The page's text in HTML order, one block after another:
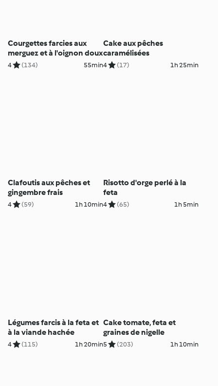
Courgettes farcies aux
merguez et à l'oignon doux
4 (134) 55min
Cake aux pêches
caramélisées
4 (17) 1h 25min
Clafoutis aux pêches et
gingembre frais
4 (59) 1h 10min
Risotto d'orge perlé à la
feta
4 (65) 1h 5min
Légumes farcis à la feta et
à la viande hachée
4 (115) 1h 20min
Cake tomate, feta et
graines de nigelle
5 (203) 1h 10min